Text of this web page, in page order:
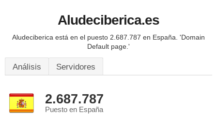
Aludeciberica.es
Aludeciberica está en el puesto 2.687.787 en España. 'Domain
Default page.'
Análisis Servidores
2.687.787
Puesto en España